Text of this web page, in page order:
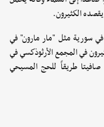
الكثيرون.
سورية مثل "مار مارون" في
في المجمع الأرثوذكسي في
طريقاً للحج المسيحي